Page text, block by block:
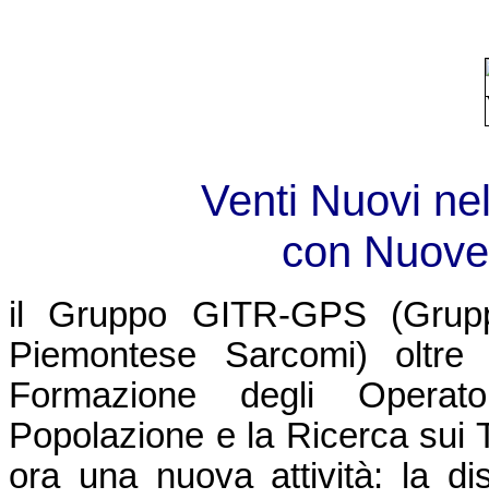
Venti Nuovi
con
il Gruppo GITR-GPS
Piemontese Sarcomi)
Formazione degli
Popolazione e la Ricerca sui
ora una nuova attività: la